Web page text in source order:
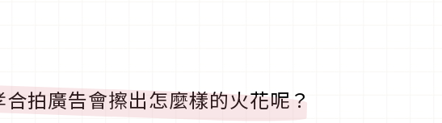
拍廣告會擦出怎麼樣的火花呢？